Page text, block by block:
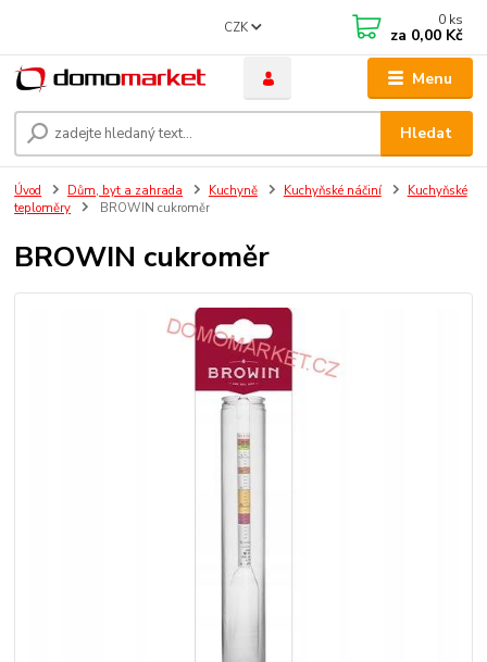
Menu
CZK
Hledat
0 ks
za 0,00 Kč
Úvod Dům, byt a zahrada Kuchyně Kuchyňské náčiní
Kuchyňské
teploměry
BROWIN cukroměr
BROWIN cukroměr